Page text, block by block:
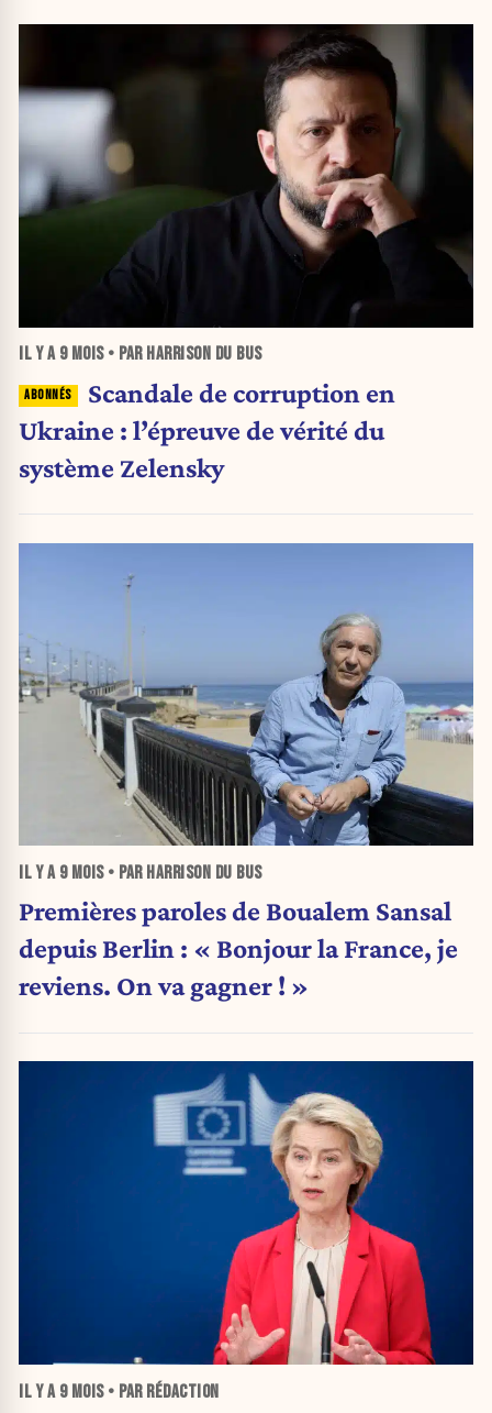
IL Y A 9 MOIS• PAR HARRISON DU BUS
Scandale de corruption en
Ukraine : l’épreuve de vérité du
système Zelensky
IL Y A 9 MOIS• PAR HARRISON DU BUS
Premières paroles de Boualem Sansal
depuis Berlin : « Bonjour la France, je
reviens. On va gagner ! »
IL Y A 9 MOIS• PAR RÉDACTION